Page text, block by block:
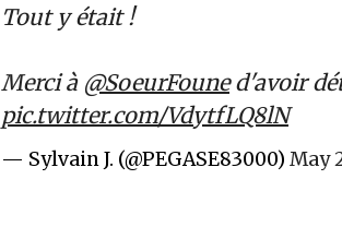
Tout y était !
Merci à @SoeurFouned'avoir
pic.twitter.com/VdytfLQ8lN
— Sylvain J. (@PEGASE83000) May